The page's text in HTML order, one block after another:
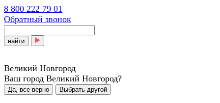
8 800 222 79 01
Обратный звонок
найти
Великий Новгород
Ваш город Великий Новгород?
Да, все верно Выбрать другой